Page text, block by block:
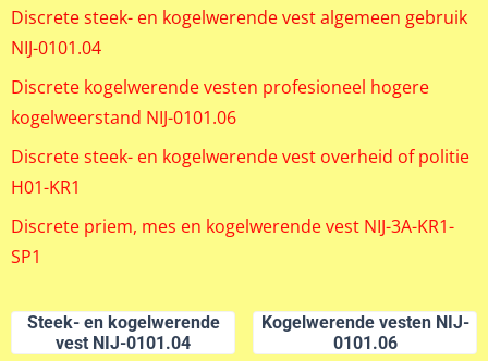
Discrete steek- en kogelwerende vest algemeen gebruik
NIJ-0101.04
Discrete kogelwerende vesten profesioneel hogere
kogelweerstand NIJ-0101.06
Discrete steek- en kogelwerende vest overheid of politie
H01-KR1
Discrete priem, mes en kogelwerende vest NIJ-3A-KR1-
SP1
Steek- en kogelwerende
vest NIJ-0101.04
Kogelwerende vesten NIJ-
0101.06